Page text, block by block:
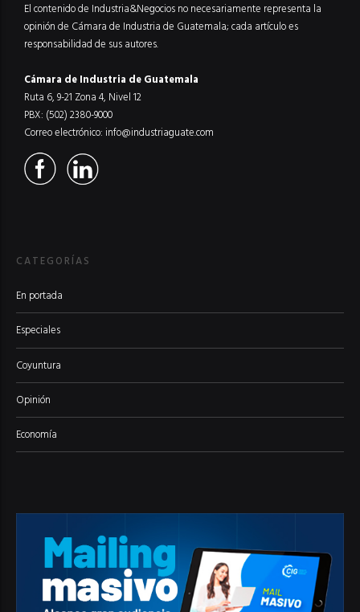
El contenido de Industria&Negocios no necesariamente representa la
opinión de Cámara de Industria de Guatemala; cada artículo es
responsabilidad de sus autores.
Cámara de Industria de Guatemala
Ruta 6, 9-21 Zona 4, Nivel 12
PBX: (502) 2380-9000
Correo electrónico: info@industriaguate.com
CATEGORÍAS
En portada
Especiales
Coyuntura
Opinión
Economía